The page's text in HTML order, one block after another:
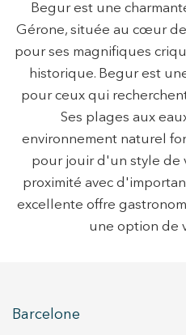
ES CA EN FR
Begur est une
Gérone, située au cœur
pour ses magnifiques
historique. Begur est
pour ceux qui
Ses plages aux
environnement naturel
pour jouir d'un style de
proximité avec
excellente offre
une option de
Barcelone
Ce site Web utilise ses
informations afin d'améliorer
continuez à naviguer, vous
L'utilisateur a la possibilité
pouvant, s'il le souhaite,
disque dur, même s'il doit
action peut entraîner des
site.
Analyse et
Ils permettent le suivi et
utilisateurs de ce site. Les
type de cookies sont utilisées
Web pour l'élaboration des
utilisateurs afin d'introduire
l'analyse des données